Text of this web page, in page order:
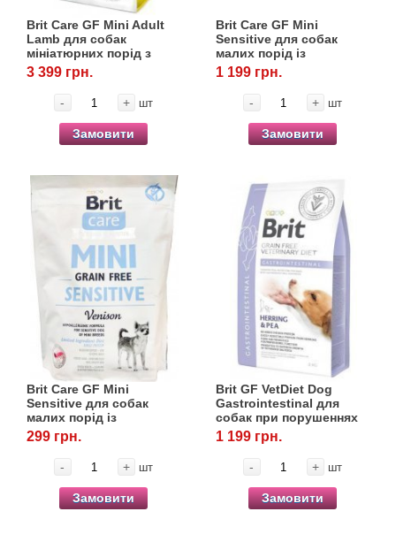
Brit Care GF Mini Adult
Lamb для собак
мініатюрних порід з
ягнятиною, 7 кг
3 399 грн.
- + шт
Замовити
Brit Care GF Mini
Sensitive для собак
малих порід із
чутливим травленням, 2
кг
1 199 грн.
- + шт
Замовити
Brit Care GF Mini
Sensitive для собак
малих порід із
чутливим травленням,
400 г
299 грн.
- + шт
Замовити
Brit GF VetDiet Dog
Gastrointestinal для
собак при порушеннях
травлення, 2 кг
1 199 грн.
- + шт
Замовити